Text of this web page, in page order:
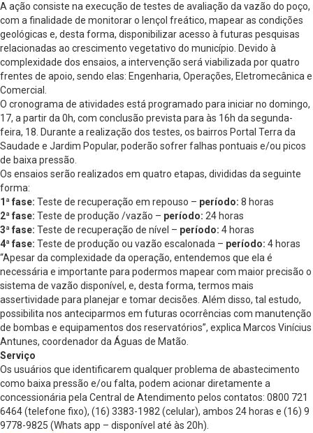
A ação consiste na execução de testes de avaliação da vazão do poço,
com a finalidade de monitorar o lençol freático, mapear as condições
geológicas e, desta forma, disponibilizar acesso à futuras pesquisas
relacionadas ao crescimento vegetativo do município. Devido à
complexidade dos ensaios, a intervenção será viabilizada por quatro
frentes de apoio, sendo elas: Engenharia, Operações, Eletromecânica e
Comercial.
O cronograma de atividades está programado para iniciar no domingo,
17, a partir da 0h, com conclusão prevista para às 16h da segunda-
feira, 18. Durante a realização dos testes, os bairros Portal Terra da
Saudade e Jardim Popular, poderão sofrer falhas pontuais e/ou picos
de baixa pressão.
Os ensaios serão realizados em quatro etapas, divididas da seguinte
forma:
1ª fase: Teste de recuperação em repouso – período: 8 horas
2ª fase: Teste de produção /vazão – período: 24 horas
3ª fase: Teste de recuperação de nível – período: 4 horas
4ª fase: Teste de produção ou vazão escalonada – período: 4 horas
“Apesar da complexidade da operação, entendemos que ela é
necessária e importante para podermos mapear com maior precisão o
sistema de vazão disponível, e, desta forma, termos mais
assertividade para planejar e tomar decisões. Além disso, tal estudo,
possibilita nos anteciparmos em futuras ocorrências com manutenção
de bombas e equipamentos dos reservatórios”, explica Marcos Vinícius
Antunes, coordenador da Águas de Matão.
Serviço
Os usuários que identificarem qualquer problema de abastecimento
como baixa pressão e/ou falta, podem acionar diretamente a
concessionária pela Central de Atendimento pelos contatos: 0800 721
6464 (telefone fixo), (16) 3383-1982 (celular), ambos 24 horas e (16) 9
9778-9825 (Whats app – disponível até às 20h).